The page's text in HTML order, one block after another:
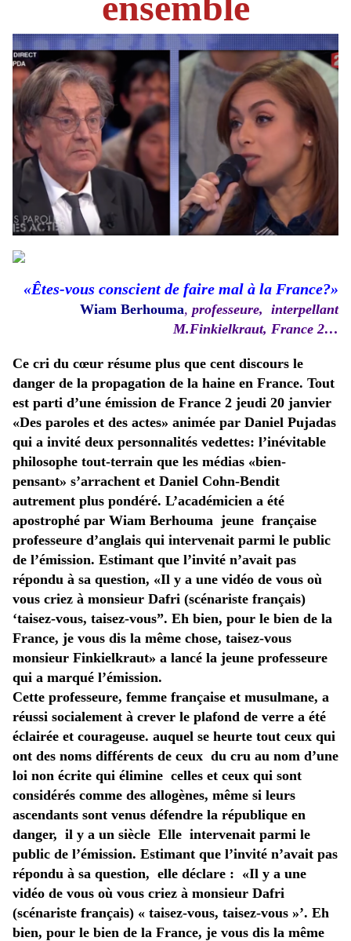
«Êtes-vous conscient de faire mal à la France?»
Wiam Berhouma, professeure, interpellant
M.Finkielkraut, France 2…
Ce cri du cœur résume plus que cent discours le
danger de la propagation de la haine en France. Tout
est parti d’une émission de France 2 jeudi 20 janvier
«Des paroles et des actes» animée par Daniel Pujadas
qui a invité deux personnalités vedettes: l’inévitable
philosophe tout-terrain que les médias «bien-
pensant» s’arrachent et Daniel Cohn-Bendit
autrement plus pondéré. L’académicien a été
apostrophé par Wiam Berhouma jeune française
professeure d’anglais qui intervenait parmi le public
de l’émission. Estimant que l’invité n’avait pas
répondu à sa question, «Il y a une vidéo de vous où
vous criez à monsieur Dafri (scénariste français)
‘taisez-vous, taisez-vous”. Eh bien, pour le bien de la
France, je vous dis la même chose, taisez-vous
monsieur Finkielkraut» a lancé la jeune professeure
qui a marqué l’émission.
Cette professeure, femme française et musulmane, a
réussi socialement à crever le plafond de verre a été
éclairée et courageuse. auquel se heurte tout ceux qui
ont des noms différents de ceux du cru au nom d’une
loi non écrite qui élimine celles et ceux qui sont
considérés comme des allogènes, même si leurs
ascendants sont venus défendre la république en
danger, il y a un siècle Elle intervenait parmi le
public de l’émission. Estimant que l’invité n’avait pas
répondu à sa question, elle déclare : «Il y a une
vidéo de vous où vous criez à monsieur Dafri
(scénariste français) « taisez-vous, taisez-vous »’. Eh
bien, pour le bien de la France, je vous dis la même